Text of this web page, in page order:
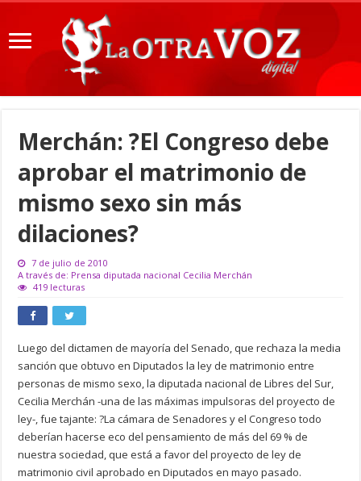
Merchán: ?El Congreso debe
aprobar el matrimonio de
mismo sexo sin más
dilaciones?
7 de julio de 2010
A través de: Prensa diputada nacional Cecilia Merchán
419 lecturas
Luego del dictamen de mayoría del Senado, que rechaza la media
sanción que obtuvo en Diputados la ley de matrimonio entre
personas de mismo sexo, la diputada nacional de Libres del Sur,
Cecilia Merchán -una de las máximas impulsoras del proyecto de
ley-, fue tajante: ?La cámara de Senadores y el Congreso todo
deberían hacerse eco del pensamiento de más del 69 % de
nuestra sociedad, que está a favor del proyecto de ley de
matrimonio civil aprobado en Diputados en mayo pasado.